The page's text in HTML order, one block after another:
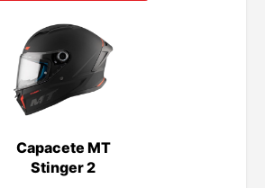
Capacete MT
Stinger 2